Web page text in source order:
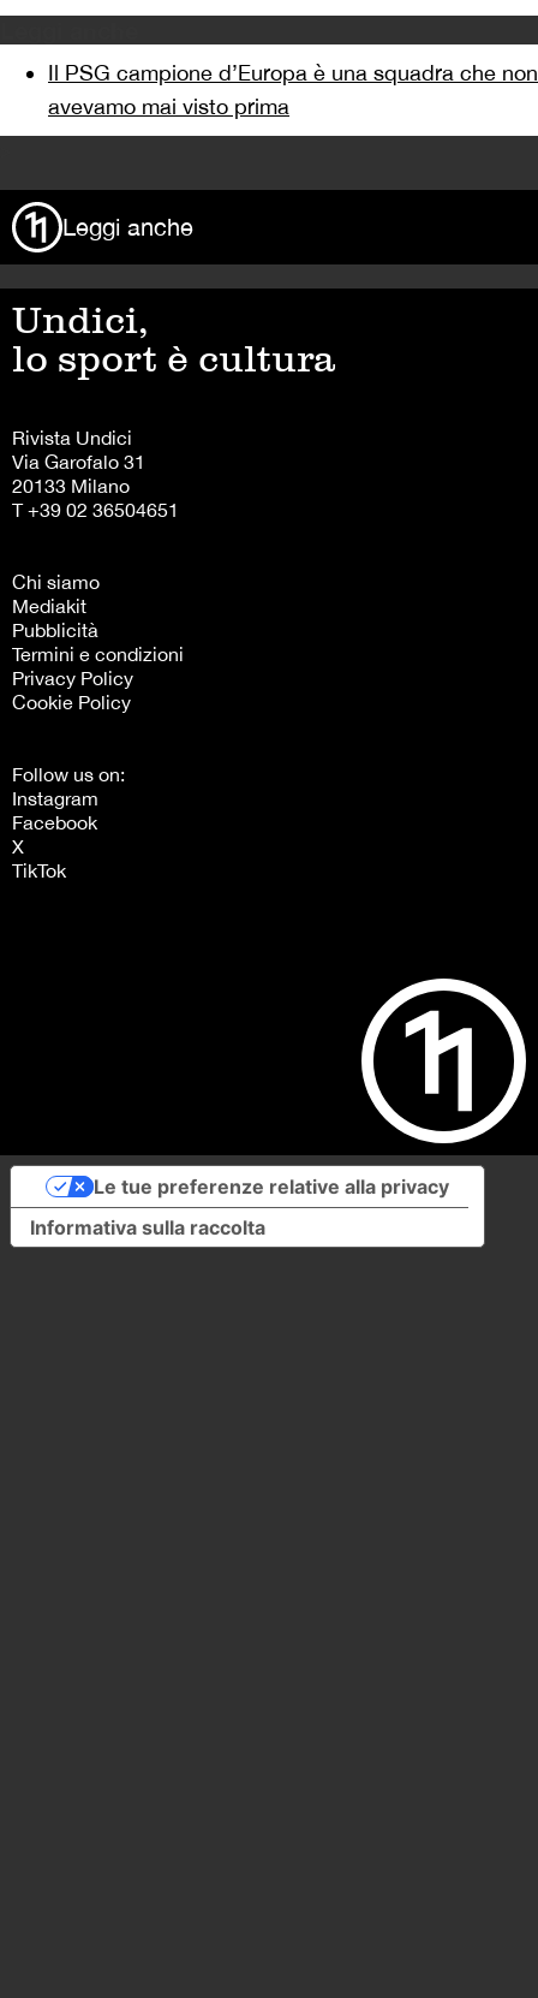
Il PSG campione d’Europa è una squadra che non
avevamo mai visto prima
Leggi anche
Undici,
lo sport è cultura
Rivista Undici
Via Garofalo 31
20133 Milano
T +39 02 36504651
Chi siamo
Mediakit
Pubblicità
Termini e condizioni
Privacy Policy
Cookie Policy
Follow us on:
Instagram
Facebook
X
TikTok
Informativa sulla raccolta
Le tue preferenze relative alla privacy